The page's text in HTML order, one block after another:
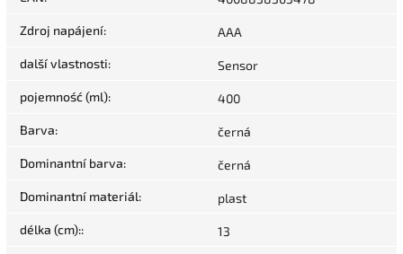
Zdroj napájení: AAA
další vlastnosti: Sensor
pojemność (ml): 400
Barva: černá
Dominantní barva: černá
Dominantní materiál: plast
délka (cm):: 13